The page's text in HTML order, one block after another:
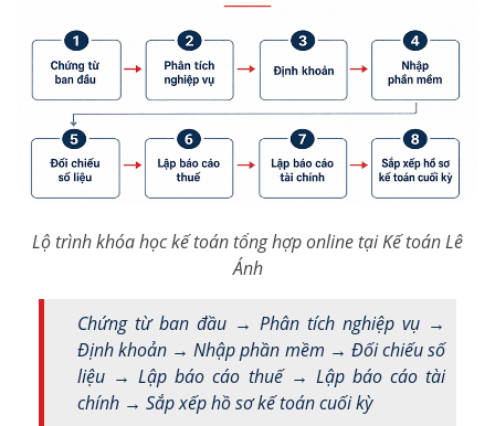
Lộ trình khóa học kế toán tổng hợp online tại Kế toán Lê
Ánh
Chứng từ ban đầu → Phân tích nghiệp vụ →
Định khoản → Nhập phần mềm → Đối chiếu số
liệu → Lập báo cáo thuế → Lập báo cáo tài
chính → Sắp xếp hồ sơ kế toán cuối kỳ